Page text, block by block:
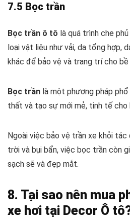
7.5 Bọc trần
Bọc trần ô tô là quá trình che
loại vật liệu như vải, da tổng hợp,
khác để bảo vệ và trang trí cho
Bọc trần là một phương pháp
thất và tạo sự mới mẻ, tinh tế cho
Ngoài việc bảo vệ trần xe khỏi tác
trời và bụi bẩn, việc bọc trần còn
sạch sẽ và đẹp mắt.
8. Tại sao nên mua
xe hơi tại Decor Ô